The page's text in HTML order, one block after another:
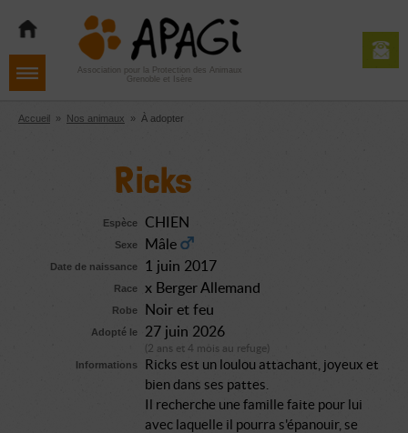
navigation
contenu
Aller
pied
de
Association pour la Protection des Animaux
Grenoble et Isère
Accueil » Nos animaux » À adopter
Ricks
Espèce CHIEN
Sexe Mâle
Date de naissance 1 juin 2017
Race x Berger Allemand
Robe Noir et feu
Adopté le 27 juin 2026
(2 ans et 4 mois au refuge)
Informations
Ricks est un loulou attachant, joyeux et
bien dans ses pattes.
Il recherche une famille faite pour lui
avec laquelle il pourra s'épanouir, se